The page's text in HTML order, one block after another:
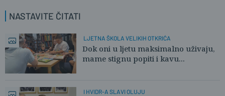
NASTAVITE ČITATI
LJETNA ŠKOLA VELIKIH OTKRIĆA
Dok oni u ljetu maksimalno uživaju,
mame stignu popiti i kavu...
I HVIDR-A SLAVI OLUJU